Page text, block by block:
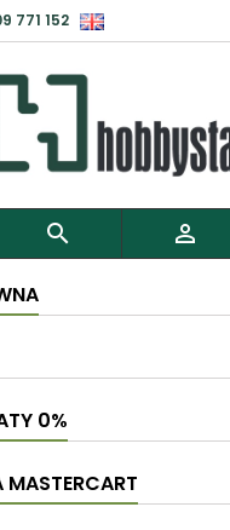
771 152
 
0%